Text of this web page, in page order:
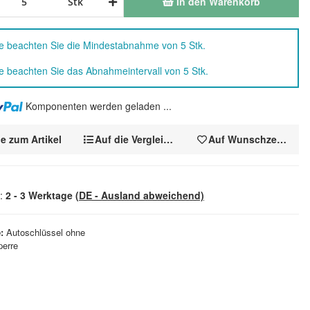
Autoschlüssel ohne
zum Artikel Auf die Vergleichsliste Auf Wunschzettel
beachten Sie die Mindestabnahme von 5 Stk.
beachten Sie das Abnahmeintervall von 5 Stk.
Komponenten werden geladen ...
2 - 3 Werktage (DE - Ausland abweichend)